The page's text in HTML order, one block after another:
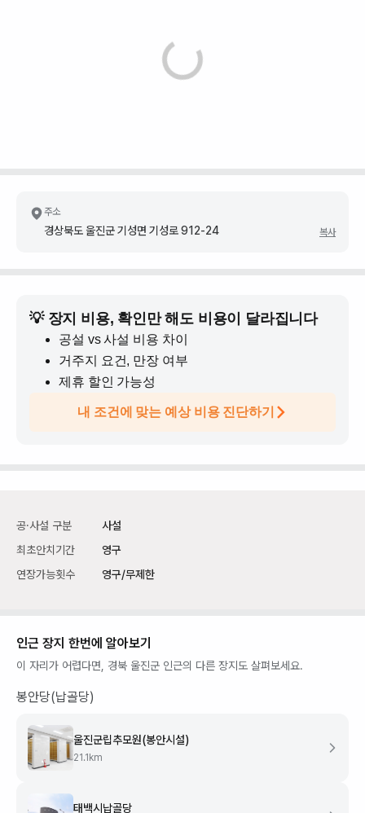
주소
경상북도 울진군 기성면 기성로 912-24 복사
💡 장지 비용, 확인만 해도 비용이 달라집니다
공설 vs 사설 비용 차이
거주지 요건, 만장 여부
제휴 할인 가능성
내 조건에 맞는 예상 비용 진단하기
공·사설 구분
사설
최초안치기간
영구
연장가능횟수
영구/무제한
인근 장지 한번에 알아보기
이 자리가 어렵다면, 경북 울진군 인근의 다른 장지도 살펴보세요.
봉안당(납골당)
울진군립추모원(봉안시설)
21.1 km
태백시납골당